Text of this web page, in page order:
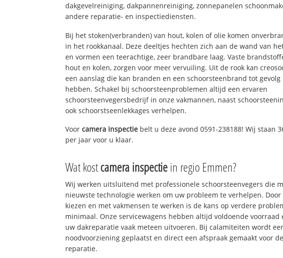
dakgevelreiniging, dakpannenreiniging, zonnepanelen
andere reparatie- en inspectiediensten.
Bij het stoken(verbranden) van hout, kolen of olie komen
in het rookkanaal. Deze deeltjes hechten zich aan de wand van
en vormen een teerachtige, zeer brandbare laag. Vaste
hout en kolen, zorgen voor meer vervuiling. Uit de rook kan
een aanslag die kan branden en een schoorsteenbrand tot gevolg
hebben. Schakel bij schoorsteenproblemen altijd een ervaren
schoorsteenvegersbedrijf in onze vakmannen, naast
ook schoorstseenlekkages verhelpen.
Voorcamera inspectie belt u deze avond 0591-238188! Wij staan
per jaar voor u klaar.
Wat kostcamera inspectiein regio Emmen?
Wij werken uitsluitend met professionele schoorsteenvegers die
nieuwste technologie werken om uw probleem te verhelpen. Door
kiezen en met vakmensen te werken is de kans op verdere
minimaal. Onze servicewagens hebben altijd voldoende voorraad
uw dakreparatie vaak meteen uitvoeren. Bij calamiteiten wordt
noodvoorziening geplaatst en direct een afspraak gemaakt voor
reparatie.